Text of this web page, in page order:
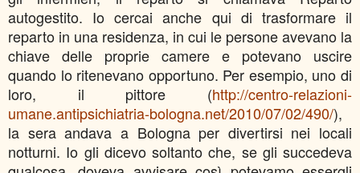
autogestito. Io cercai anche qui di trasformare il
reparto in una residenza, in cui le persone avevano la
chiave delle proprie camere e potevano uscire
quando lo ritenevano opportuno. Per esempio, uno di
loro, il pittore (http://centro-relazioni-
umane.antipsichiatria-bologna.net/2010/07/02/490/),
la sera andava a Bologna per divertirsi nei locali
notturni. Io gli dicevo soltanto che, se gli succedeva